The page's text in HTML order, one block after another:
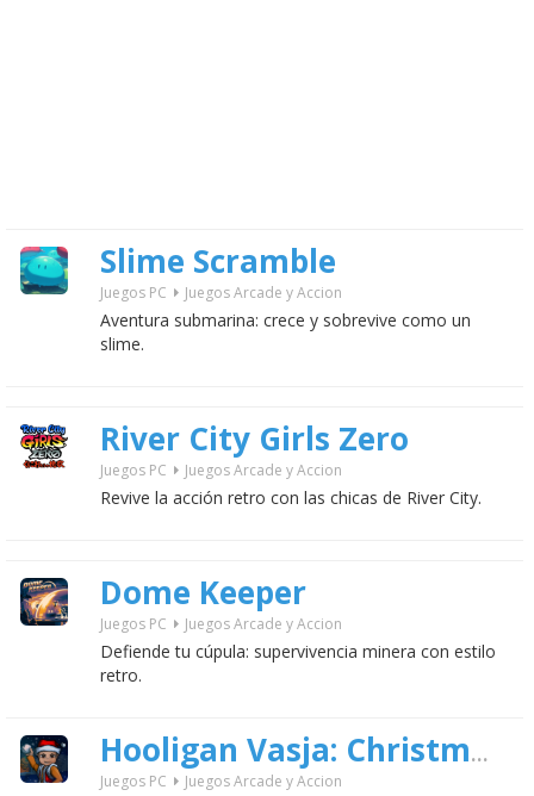
Slime Scramble
Juegos PC Juegos Arcade y Accion
Aventura submarina: crece y sobrevive como un
slime.
River City Girls Zero
Juegos PC Juegos Arcade y Accion
Revive la acción retro con las chicas de River City.
Dome Keeper
Juegos PC Juegos Arcade y Accion
Defiende tu cúpula: supervivencia minera con estilo
retro.
Hooligan Vasja: Christmas
Juegos PC Juegos Arcade y Accion